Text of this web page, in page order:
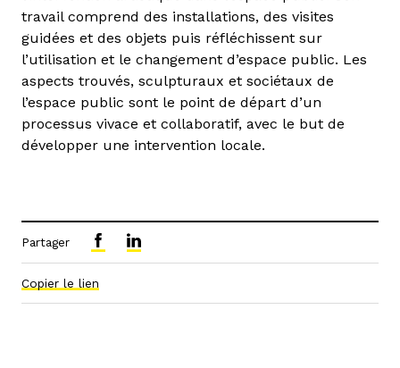
travail comprend des installations, des visites
guidées et des objets puis réfléchissent sur
l’utilisation et le changement d’espace public. Les
aspects trouvés, sculpturaux et sociétaux de
l’espace public sont le point de départ d’un
processus vivace et collaboratif, avec le but de
développer une intervention locale.
Partager
Copier le lien